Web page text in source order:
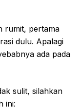
rumit, pertama
dulu. Apalagi
ada pada
sulit, silahkan
ini: